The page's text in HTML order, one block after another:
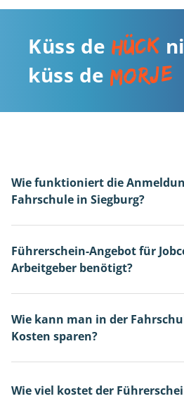
Küss de hück
küss de morje
Wie funktioniert die
Fahrschule in Siegburg?
Führerschein-Angebot für
Arbeitgeber benötigt?
Wie kann man in der
Kosten sparen?
Wie viel kostet der